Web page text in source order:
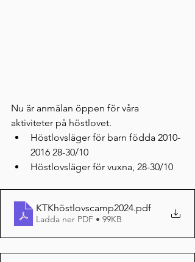
Nu är anmälan öppen för våra
aktiviteter på höstlovet.
Höstlovsläger för barn födda 2010-
2016 28-30/10
Höstlovsläger för vuxna, 28-30/10
KTKhöstlovscamp2024.pdf
Ladda ner PDF • 99KB